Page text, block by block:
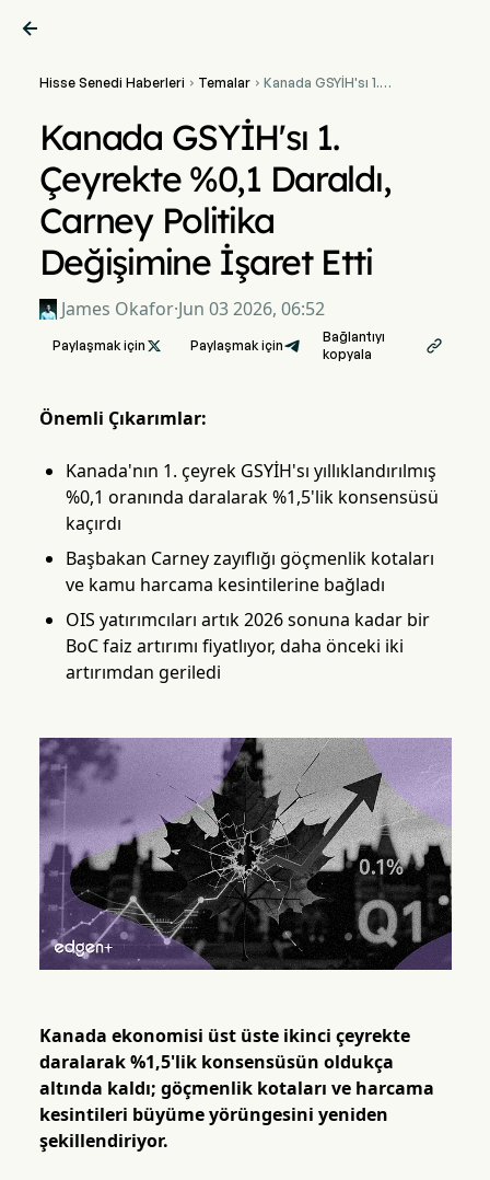

Hisse Senedi Haberleri  Temalar Kanada GSYİH'sı 1.
İşaret Etti
Kanada GSYİH'sı 1.
Çeyrekte %0,1 Daraldı,
Carney Politika
Değişimine İşaret Etti
James Okafor·Jun 03 2026, 06:52
Paylaşmak için  Paylaşmak için
Bağlantıyı
kopyala

Önemli Çıkarımlar:
Kanada'nın 1. çeyrek GSYİH'sı yıllıklandırılmış
%0,1 oranında daralarak %1,5'lik konsensüsü
kaçırdı
Başbakan Carney zayıflığı göçmenlik kotaları
ve kamu harcama kesintilerine bağladı
OIS yatırımcıları artık 2026 sonuna kadar bir
BoC faiz artırımı fiyatlıyor, daha önceki iki
artırımdan geriledi
Kanada ekonomisi üst üste ikinci çeyrekte
daralarak %1,5'lik konsensüsün oldukça
altında kaldı; göçmenlik kotaları ve harcama
kesintileri büyüme yörüngesini yeniden
şekillendiriyor.